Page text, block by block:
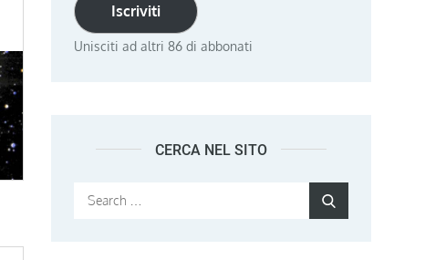
Iscriviti
Unisciti ad altri 86 di abbonati
CERCA NEL SITO
Search